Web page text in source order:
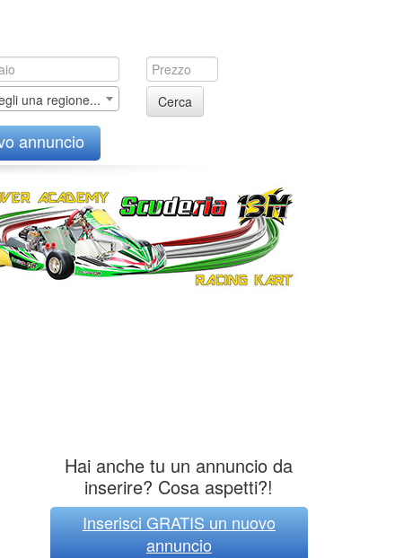
una regione... Cerca
annuncio
Hai anche tu un annuncio da
inserire? Cosa aspetti?!
Inserisci GRATIS un nuovo
annuncio